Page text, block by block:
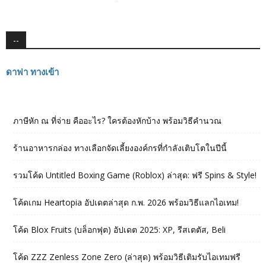
--
ดาฟา ทางเข้า
ภาษีหัก ณ ที่จ่าย คืออะไร? ใครต้องหักบ้าง พร้อมวิธีคำนวณ
ร้านอาหารกล่อง ทางเลือกจัดเลี้ยงองค์กรที่กำลังเติบโตในปีนี้
รวมโค้ด Untitled Boxing Game (Roblox) ล่าสุด: ฟรี Spins & Style!
โค้ดเกม Heartopia อัปเดตล่าสุด ก.พ. 2026 พร้อมวิธีแลกไอเทม!
โค้ด Blox Fruits (บล็อกฟุต) อัปเดต 2025: XP, รีสเตตัส, Beli
โค้ด ZZZ Zenless Zone Zero (ล่าสุด) พร้อมวิธีเติมรับไอเทมฟรี